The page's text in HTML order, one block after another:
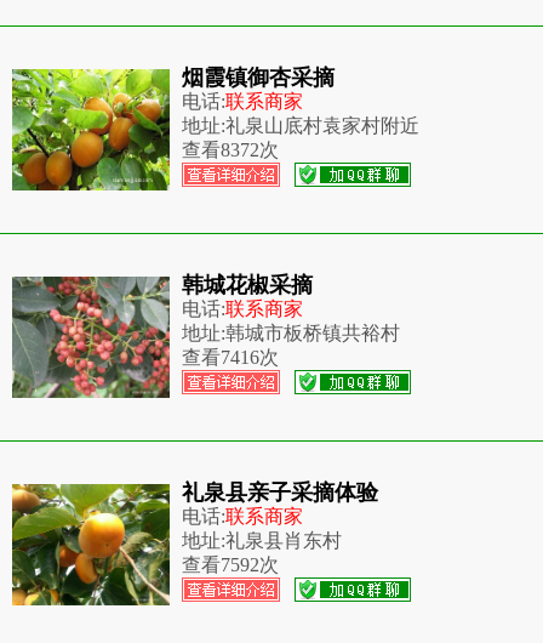
烟霞镇御杏采摘
电话:联系商家
地址:礼泉山底村袁家村附近
查看8372次
韩城花椒采摘
电话:联系商家
地址:韩城市板桥镇共裕村
查看7416次
礼泉县亲子采摘体验
电话:联系商家
地址:礼泉县肖东村
查看7592次